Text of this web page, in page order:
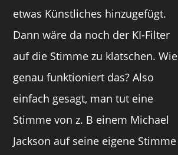
etwas Künstliches hinzugefügt.
Dann wäre da noch der KI-Filter
auf die Stimme zu klatschen. Wie
genau funktioniert das? Also
einfach gesagt, man tut eine
Stimme von z. B einem Michael
Jackson auf seine eigene Stimme